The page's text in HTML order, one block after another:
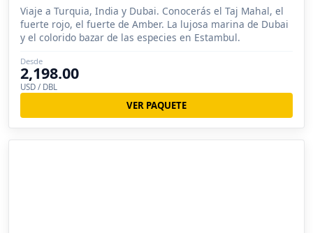
Viaje a Turquia, India y Dubai. Conocerás el Taj Mahal, el
fuerte rojo, el fuerte de Amber. La lujosa marina de Dubai
y el colorido bazar de las especies en Estambul.
Desde
2,198.00
USD / DBL
VER PAQUETE